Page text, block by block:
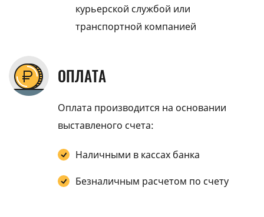
курьерской службой или
транспортной компанией
ОПЛАТА
Оплата производится на основании
выставленого счета:
Наличными в кассах банка
Безналичным расчетом по счету